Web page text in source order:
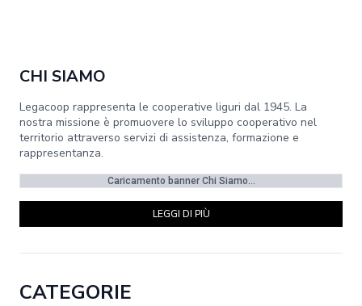
CHI SIAMO
Legacoop rappresenta le cooperative liguri dal 1945. La
nostra missione è promuovere lo sviluppo cooperativo nel
territorio attraverso servizi di assistenza, formazione e
rappresentanza.
Caricamento banner Chi Siamo...
LEGGI DI PIÙ
CATEGORIE